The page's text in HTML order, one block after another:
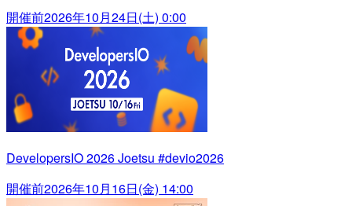
開催前2026年10月24日(土) 0:00
DevelopersIO 2026 Joetsu #devio2026
開催前2026年10月16日(金) 14:00